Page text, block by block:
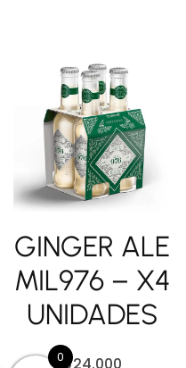
GINGER ALE
MIL976 – X4
UNIDADES
0